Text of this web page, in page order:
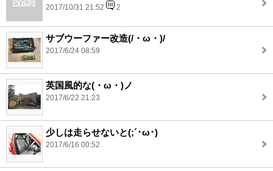
2017/10/31 21:52 2
サブウーファー改造(/・ω・)/
2017/6/24 08:59
英国風的な(・ω・)ノ
2017/6/22 21:23
少しは走らせないと(;´･ω･)
2017/6/16 00:52